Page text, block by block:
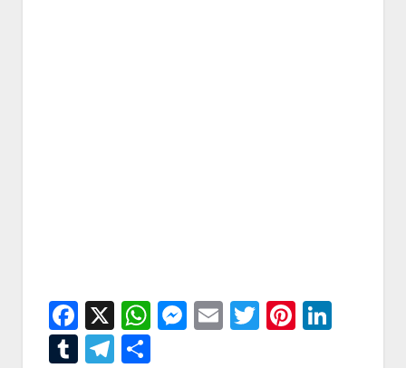
Facebook
X WhatsApp
Messenger
EmailTwitter
TumblrTelegram